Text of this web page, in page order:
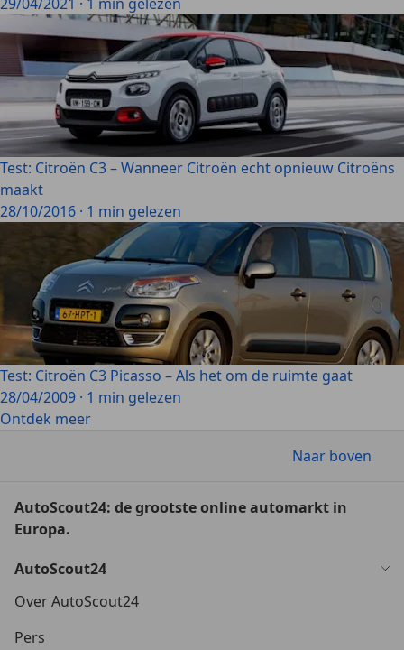
Test: Citroën C3 – Wanneer Citroën echt opnieuw Citroëns
maakt
28/10/2016 · 1 min gelezen
Test: Citroën C3 Picasso – Als het om de ruimte gaat
28/04/2009 · 1 min gelezen
Ontdek meer
Naar boven
AutoScout24: de grootste online automarkt in
Europa.
AutoScout24
Over AutoScout24
Pers